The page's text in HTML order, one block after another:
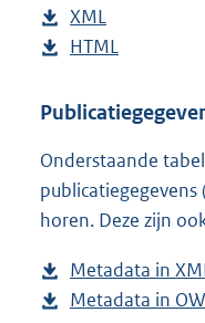
o
w
l
a
d
p
b
l
e
s
a
d
s
g
o
o
D
o
n
o
a
d
u
b
XML
e
t
n
d
s
r
o
D
w
l
o
a
p
u
HTML
s
a
n
d
g
r
Onderstaande
horen. Deze zijn
Metadata in
Metadata in